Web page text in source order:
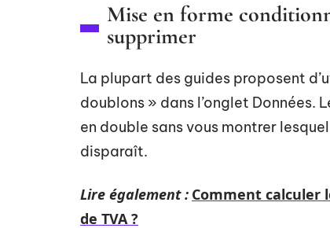
Mise en forme
supprimer
La plupart des guides proposent
doublons » dans l’onglet Données.
en double sans vous montrer
disparaît.
Lire également : Comment calculer
de TVA ?